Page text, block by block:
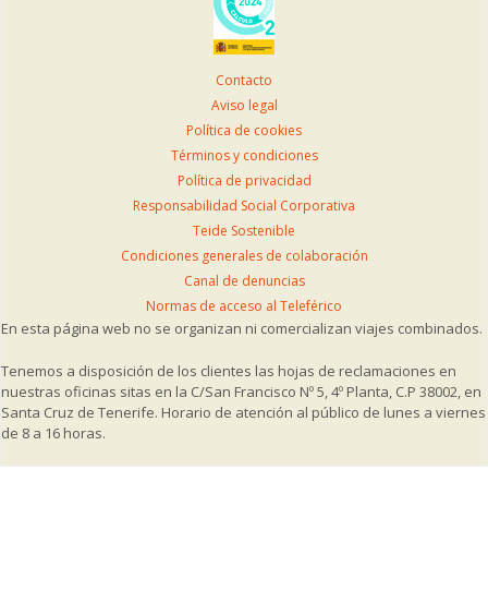
Contacto
Aviso legal
Política de cookies
Términos y condiciones
Política de privacidad
Responsabilidad Social Corporativa
Teide Sostenible
Condiciones generales de colaboración
Canal de denuncias
Normas de acceso al Teleférico
En esta página web no se organizan ni comercializan viajes combinados.
Tenemos a disposición de los clientes las hojas de reclamaciones en
nuestras oficinas sitas en la C/San Francisco Nº 5, 4º Planta, C.P 38002, en
Santa Cruz de Tenerife. Horario de atención al público de lunes a viernes
de 8 a 16 horas.